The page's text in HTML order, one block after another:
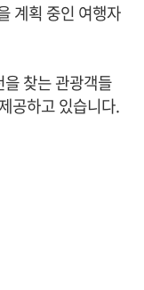
계획 중인 여행자
찾는 관광객들
공하고 있습니다.